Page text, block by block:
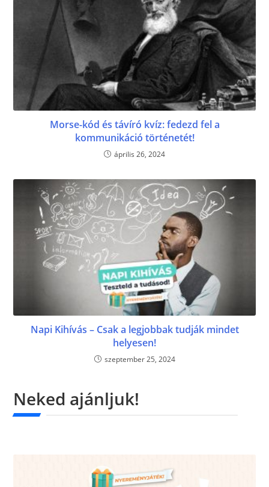
Morse-kód és távíró kvíz: fedezd fel a
kommunikáció történetét!
április 26, 2024
Napi Kihívás – Csak a legjobbak tudják mindet
helyesen!
szeptember 25, 2024
Neked ajánljuk!